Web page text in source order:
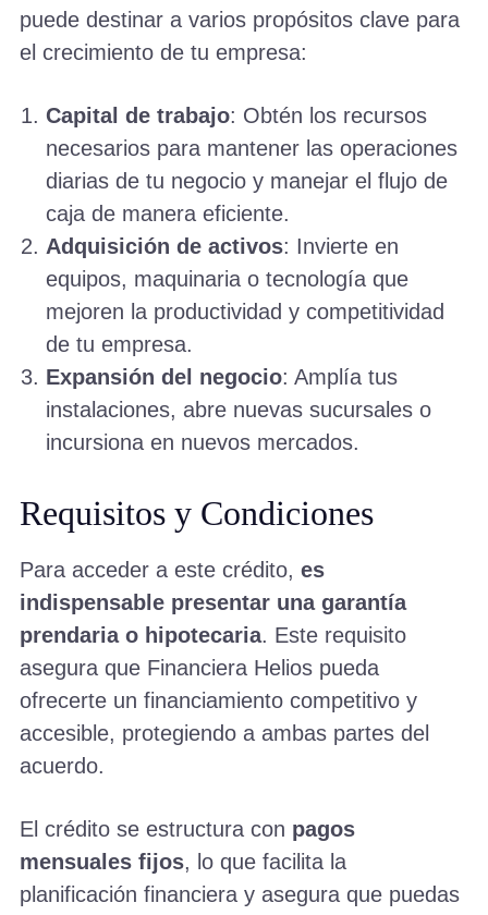
puede destinar a varios propósitos clave para
el crecimiento de tu empresa:
Capital de trabajo: Obtén los recursos
necesarios para mantener las operaciones
diarias de tu negocio y manejar el flujo de
caja de manera eficiente.
Adquisición de activos: Invierte en
equipos, maquinaria o tecnología que
mejoren la productividad y competitividad
de tu empresa.
Expansión del negocio: Amplía tus
instalaciones, abre nuevas sucursales o
incursiona en nuevos mercados.
Requisitos y Condiciones
Para acceder a este crédito, es
indispensable presentar una garantía
prendaria o hipotecaria. Este requisito
asegura que Financiera Helios pueda
ofrecerte un financiamiento competitivo y
accesible, protegiendo a ambas partes del
acuerdo.
El crédito se estructura con pagos
mensuales fijos, lo que facilita la
planificación financiera y asegura que puedas